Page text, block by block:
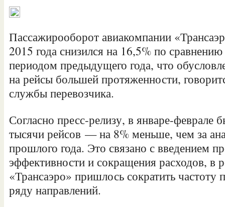
Пассажирооборот авиакомпании
2015 года снизился на 16,5% по
периодом предыдущего года, что
на рейсы большей протяженности,
службы перевозчика.
Согласно пресс-релизу, в январе-феврале
тысячи рейсов — на 8% меньше, чем за
прошлого года. Это связано с введением
эффективности и сокращения расходов, в
«Трансаэро» пришлось сократить частоту
ряду направлений.